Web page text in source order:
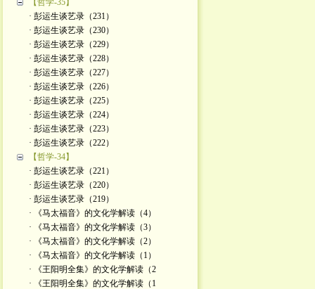
【哲学-35】
· 彭运生谈艺录（231）
· 彭运生谈艺录（230）
· 彭运生谈艺录（229）
· 彭运生谈艺录（228）
· 彭运生谈艺录（227）
· 彭运生谈艺录（226）
· 彭运生谈艺录（225）
· 彭运生谈艺录（224）
· 彭运生谈艺录（223）
· 彭运生谈艺录（222）
【哲学-34】
· 彭运生谈艺录（221）
· 彭运生谈艺录（220）
· 彭运生谈艺录（219）
· 《马太福音》的文化学解读（4）
· 《马太福音》的文化学解读（3）
· 《马太福音》的文化学解读（2）
· 《马太福音》的文化学解读（1）
· 《王阳明全集》的文化学解读（2
· 《王阳明全集》的文化学解读（1